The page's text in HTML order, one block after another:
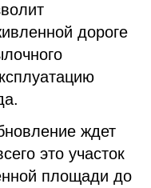
дороге
ждет
это участок
площади до